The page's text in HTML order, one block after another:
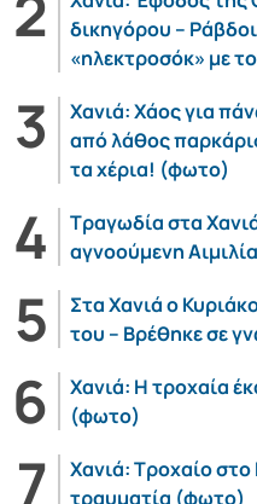
δικηγόρου –
«ηλεκτροσόκ» με
Χανιά: Χάος για
από λάθος
τα χέρια! (φωτο)
Τραγωδία στα
αγνοούμενη
Στα Χανιά ο
του – Βρέθηκε σε
Χανιά: Η τροχαία
(φωτο)
Χανιά: Τροχαίο
τραυματία (φωτο)